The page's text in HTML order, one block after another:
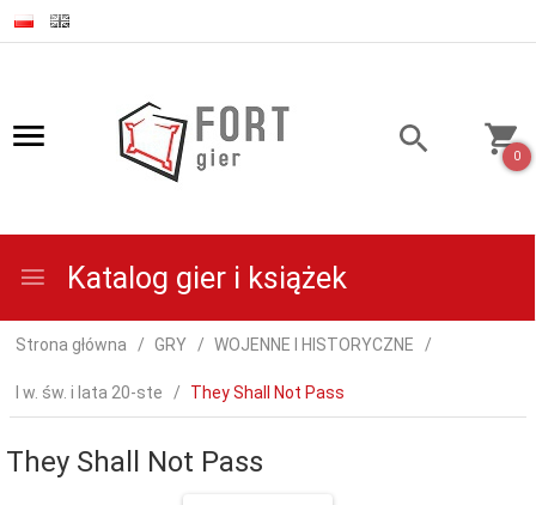
0
Katalog gier i książek
Strona główna GRY WOJENNE I HISTORYCZNE
I w. św. i lata 20-ste They Shall Not Pass
They Shall Not Pass